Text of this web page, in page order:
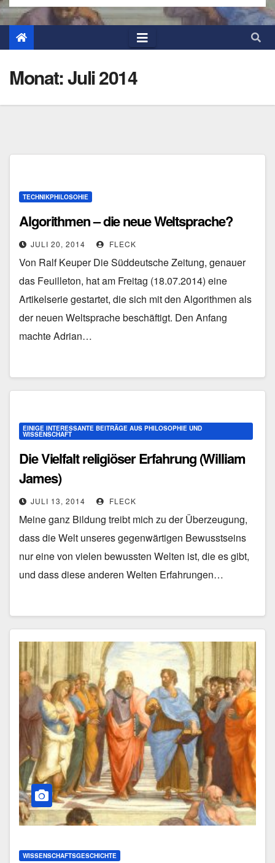
Monat:Juli 2014
TECHNIKPHILOSOHIE
Algorithmen – die neue Weltsprache?
JULI 20, 2014 FLECK
Von Ralf Keuper Die Süddeutsche Zeitung, genauer
das Feuilleton, hat am Freitag (18.07.2014) eine
Artikelserie gestartet, die sich mit den Algorithmen als
der neuen Weltsprache beschäftigt. Den Anfang
machte Adrian…
EINIGE INTERESSANTE BEITRÄGE AUS PHILOSOPHIE UND
WISSENSCHAFT
Die Vielfalt religiöser Erfahrung (William
James)
JULI 13, 2014 FLECK
Meine ganz Bildung treibt mich zu der Überzeugung,
dass die Welt unseres gegenwärtigen Bewusstseins
nur eine von vielen bewussten Welten ist, die es gibt,
und dass diese anderen Welten Erfahrungen…
WISSENSCHAFTSGESCHICHTE